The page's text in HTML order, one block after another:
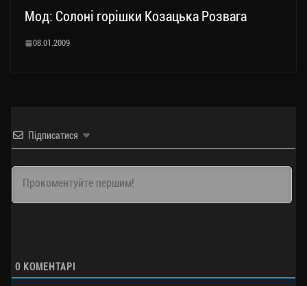
Мод: Солоні горішки Козацька Розвага
08.01.2009
Підписатися
0 КОМЕНТАРІ